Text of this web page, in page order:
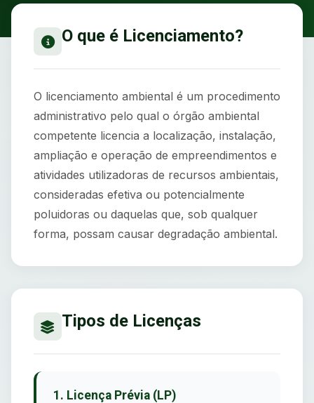
O que é Licenciamento?
O licenciamento ambiental é um procedimento
administrativo pelo qual o órgão ambiental
competente licencia a localização, instalação,
ampliação e operação de empreendimentos e
atividades utilizadoras de recursos ambientais,
consideradas efetiva ou potencialmente
poluidoras ou daquelas que, sob qualquer
forma, possam causar degradação ambiental.
Tipos de Licenças
1. Licença Prévia (LP)